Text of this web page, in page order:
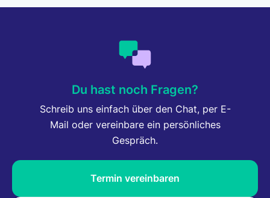
Du hast noch Fragen?
Schreib uns einfach über den Chat, per E-
Mail oder vereinbare ein persönliches
Gespräch.
Termin vereinbaren